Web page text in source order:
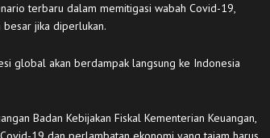
terbaru dalam memitigasi wabah Covid-19,
jika diperlukan.
global akan berdampak langsung ke Indonesia
Badan Kebijakan Fiskal Kementerian Keuangan,